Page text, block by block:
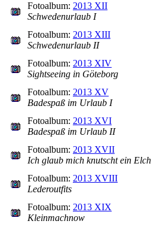
Fotoalbum: 2013 XII
Schwedenurlaub I
Fotoalbum: 2013 XIII
Schwedenurlaub II
Fotoalbum: 2013 XIV
Sightseeing in Göteborg
Fotoalbum: 2013 XV
Badespaß im Urlaub I
Fotoalbum: 2013 XVI
Badespaß im Urlaub II
Fotoalbum: 2013 XVII
Ich glaub mich knutscht ein Elch
Fotoalbum: 2013 XVIII
Lederoutfits
Fotoalbum: 2013 XIX
Kleinmachnow